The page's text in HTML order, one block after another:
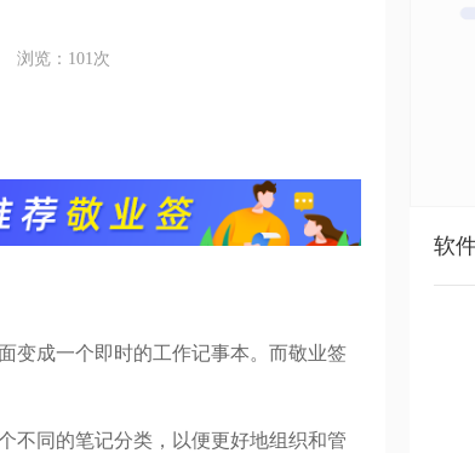
浏览： 101 次
变成一个即时的工作记事本。而敬业签
不同的笔记分类，以便更好地组织和管
软